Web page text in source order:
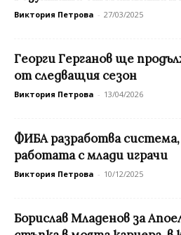
Виктория Петрова - 27/03/2025
Георги Герганов ще
от следващия сезон
Виктория Петрова - 13/04/2026
ФИБА разработва система,
работата с млади играчи
Виктория Петрова - 10/12/2025
Борислав Младенов за